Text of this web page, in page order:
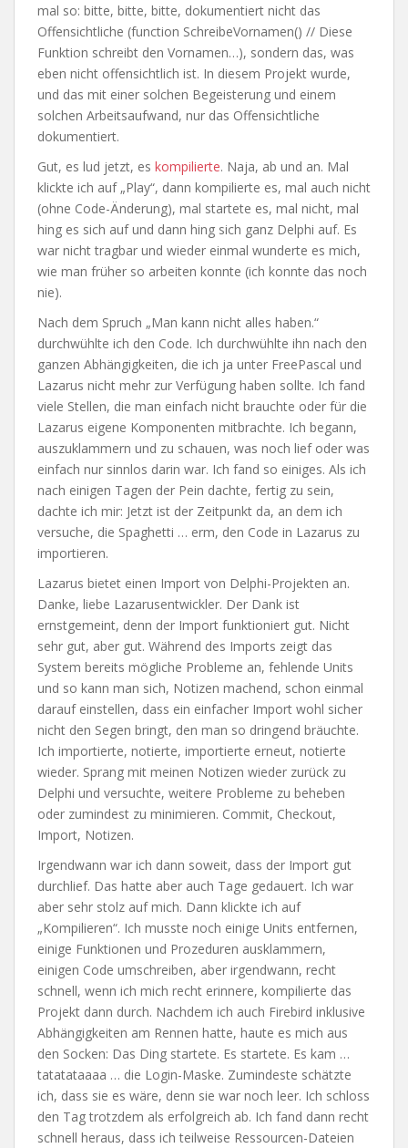
mal so: bitte, bitte, bitte, dokumentiert nicht das
Offensichtliche (function SchreibeVornamen() // Diese
Funktion schreibt den Vornamen…), sondern das, was
eben nicht offensichtlich ist. In diesem Projekt wurde,
und das mit einer solchen Begeisterung und einem
solchen Arbeitsaufwand, nur das Offensichtliche
dokumentiert.
Gut, es lud jetzt, es kompilierte. Naja, ab und an. Mal
klickte ich auf „Play“, dann kompilierte es, mal auch nicht
(ohne Code-Änderung), mal startete es, mal nicht, mal
hing es sich auf und dann hing sich ganz Delphi auf. Es
war nicht tragbar und wieder einmal wunderte es mich,
wie man früher so arbeiten konnte (ich konnte das noch
nie).
Nach dem Spruch „Man kann nicht alles haben.“
durchwühlte ich den Code. Ich durchwühlte ihn nach den
ganzen Abhängigkeiten, die ich ja unter FreePascal und
Lazarus nicht mehr zur Verfügung haben sollte. Ich fand
viele Stellen, die man einfach nicht brauchte oder für die
Lazarus eigene Komponenten mitbrachte. Ich begann,
auszuklammern und zu schauen, was noch lief oder was
einfach nur sinnlos darin war. Ich fand so einiges. Als ich
nach einigen Tagen der Pein dachte, fertig zu sein,
dachte ich mir: Jetzt ist der Zeitpunkt da, an dem ich
versuche, die Spaghetti … erm, den Code in Lazarus zu
importieren.
Lazarus bietet einen Import von Delphi-Projekten an.
Danke, liebe Lazarusentwickler. Der Dank ist
ernstgemeint, denn der Import funktioniert gut. Nicht
sehr gut, aber gut. Während des Imports zeigt das
System bereits mögliche Probleme an, fehlende Units
und so kann man sich, Notizen machend, schon einmal
darauf einstellen, dass ein einfacher Import wohl sicher
nicht den Segen bringt, den man so dringend bräuchte.
Ich importierte, notierte, importierte erneut, notierte
wieder. Sprang mit meinen Notizen wieder zurück zu
Delphi und versuchte, weitere Probleme zu beheben
oder zumindest zu minimieren. Commit, Checkout,
Import, Notizen.
Irgendwann war ich dann soweit, dass der Import gut
durchlief. Das hatte aber auch Tage gedauert. Ich war
aber sehr stolz auf mich. Dann klickte ich auf
„Kompilieren“. Ich musste noch einige Units entfernen,
einige Funktionen und Prozeduren ausklammern,
einigen Code umschreiben, aber irgendwann, recht
schnell, wenn ich mich recht erinnere, kompilierte das
Projekt dann durch. Nachdem ich auch Firebird inklusive
Abhängigkeiten am Rennen hatte, haute es mich aus
den Socken: Das Ding startete. Es startete. Es kam …
tatatataaaa … die Login-Maske. Zumindeste schätzte
ich, dass sie es wäre, denn sie war noch leer. Ich schloss
den Tag trotzdem als erfolgreich ab. Ich fand dann recht
schnell heraus, dass ich teilweise Ressourcen-Dateien